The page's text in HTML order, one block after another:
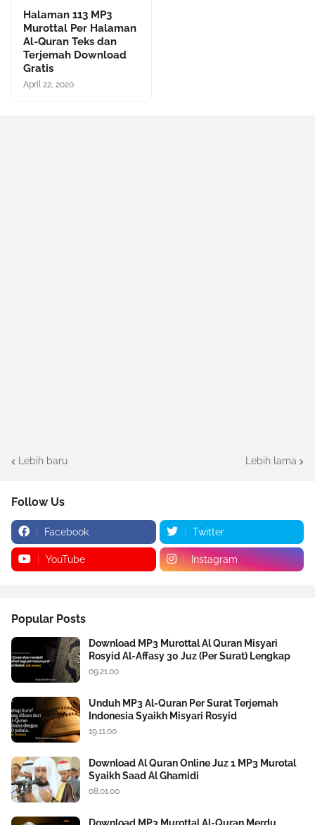
Halaman 113 MP3
Murottal Per Halaman
Al-Quran Teks dan
Terjemah Download
Gratis
April 22, 2020
Lebih baru Lebih lama
Follow Us
Facebook Twitter
YouTube Instagram
Popular Posts
Download MP3 Murottal Al Quran Misyari
Rosyid Al-Affasy 30 Juz (Per Surat) Lengkap
09.21.00
Unduh MP3 Al-Quran Per Surat Terjemah
Indonesia Syaikh Misyari Rosyid
19.11.00
Download Al Quran Online Juz 1 MP3 Murotal
Syaikh Saad Al Ghamidi
08.01.00